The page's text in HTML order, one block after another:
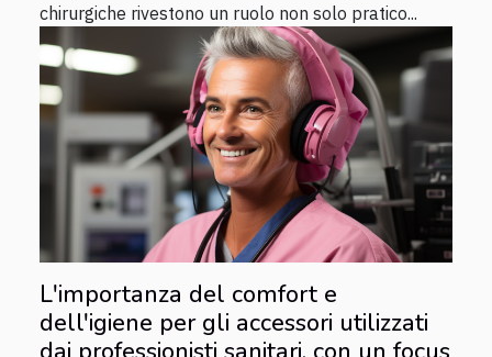
chirurgiche rivestono un ruolo non solo pratico...
L'importanza del comfort e
dell'igiene per gli accessori utilizzati